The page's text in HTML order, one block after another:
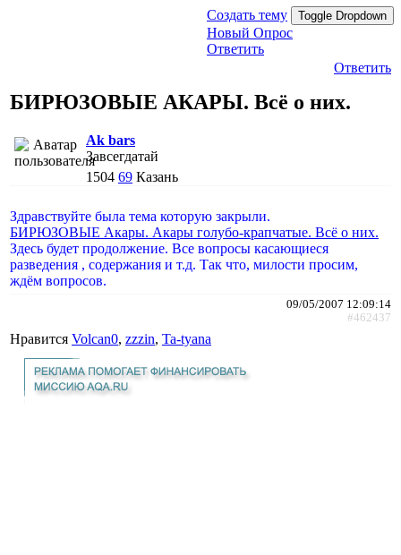
Создать тему Toggle Dropdown
Новый Опрос
Ответить
Ответить
БИРЮЗОВЫЕ АКАРЫ. Всё о них.
Ak bars
Завсегдатай
1504 69 Казань
Здравствуйте была тема которую закрыли.
БИРЮЗОВЫЕ Акары. Акары голубо-крапчатые. Всё о них.
Здесь будет продолжение. Все вопросы касающиеся
разведения , содержания и т.д. Так что, милости просим,
ждём вопросов.
09/05/2007 12:09:14
#462437
Нравится Volcan0, zzzin, Ta-tyana